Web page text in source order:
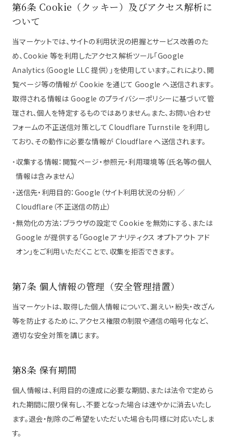
第6条 Cookie（クッキー）及びアクセス解析に
ついて
当マーケットでは、サイトの利用状況の把握とサービス改善のた
め、Cookie 等を利用したアクセス解析ツール「Google
Analytics（Google LLC 提供）」を使用しています。これにより、閲
覧ページ等の情報が Cookie を通じて Google へ送信されます。
取得される情報は Google のプライバシーポリシーに基づいて管
理され、個人を特定するものではありません。また、お問い合わせ
フォームの不正送信対策として Cloudflare Turnstile を利用し
ており、その動作に必要な情報が Cloudflare へ送信されます。
・収集する情報：閲覧ページ・参照元・利用環境等（氏名等の個人
情報は含みません）
・送信先・利用目的：Google（サイト利用状況の分析）／
Cloudflare（不正送信の防止）
・無効化の方法：ブラウザの設定で Cookie を無効にする、または
Google が提供する「Google アナリティクス オプトアウト アド
オン」をご利用いただくことで、収集を拒否できます。
第7条 個人情報の管理（安全管理措置）
当マーケットは、取得した個人情報について、漏えい・紛失・改ざん
等を防止するために、アクセス権限の制限や通信の暗号化など、
適切な安全対策を講じます。
第8条 保有期間
個人情報は、利用目的の達成に必要な期間、または法令で定めら
れた期間に限り保有し、不要となった場合は速やかに消去いたし
ます。退会・削除のご希望をいただいた場合も同様に対応いたしま
す。